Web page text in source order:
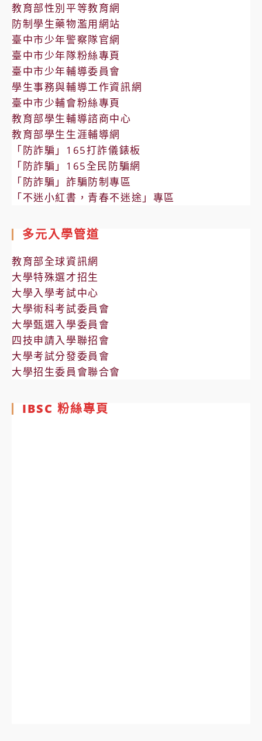
教育部性別平等教育網
防制學生藥物濫用網站
臺中市少年警察隊官網
臺中市少年隊粉絲專頁
臺中市少年輔導委員會
學生事務與輔導工作資訊網
臺中市少輔會粉絲專頁
教育部學生輔導諮商中心
教育部學生生涯輔導網
「防詐騙」165打詐儀錶板
「防詐騙」165全民防騙網
「防詐騙」詐騙防制專區
「不迷小紅書，青春不迷途」專區
多元入學管道
教育部全球資訊網
大學特殊選才招生
大學入學考試中心
大學術科考試委員會
大學甄選入學委員會
四技申請入學聯招會
大學考試分發委員會
大學招生委員會聯合會
IBSC 粉絲專頁